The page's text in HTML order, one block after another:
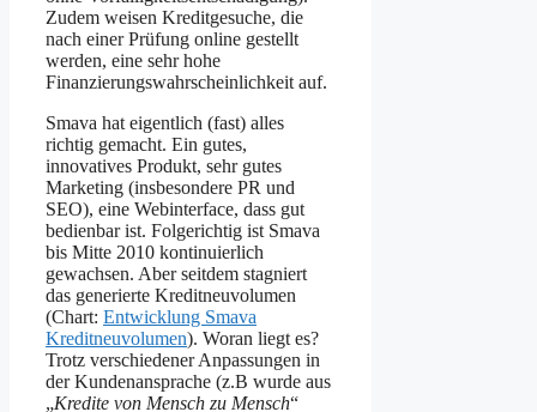
Zudem weisen Kreditgesuche, die
nach einer Prüfung online gestellt
werden, eine sehr hohe
Finanzierungswahrscheinlichkeit auf.
Smava hat eigentlich (fast) alles
richtig gemacht. Ein gutes,
innovatives Produkt, sehr gutes
Marketing (insbesondere PR und
SEO), eine Webinterface, dass gut
bedienbar ist. Folgerichtig ist Smava
bis Mitte 2010 kontinuierlich
gewachsen. Aber seitdem stagniert
das generierte Kreditneuvolumen
(Chart: Entwicklung Smava
Kreditneuvolumen). Woran liegt es?
Trotz verschiedener Anpassungen in
der Kundenansprache (z.B wurde aus
„Kredite von Mensch zu Mensch“